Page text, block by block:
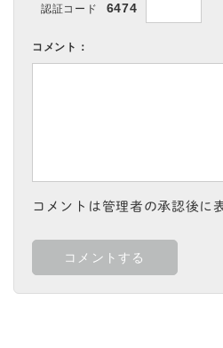
認証コード 6474
コメント：
コメントは管理者の承認後に